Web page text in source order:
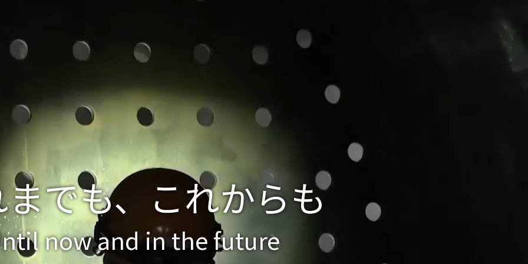
でも、これからも
now and in the future